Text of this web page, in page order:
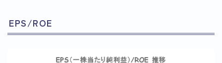
EPS/ROE